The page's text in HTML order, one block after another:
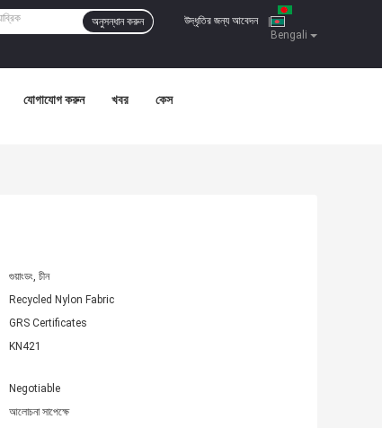
Bengali
উদ্ধৃতির জন্য আবেদন
অনুসন্ধান করুন
যোগাযোগ করুন খবর কেস
গুয়াংডং, চীন
Recycled Nylon Fabric
GRS Certificates
KN421
Negotiable
আলোচনা সাপেক্ষে